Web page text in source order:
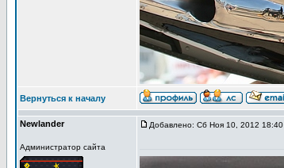
Вернуться к началу
Newlander
Администратор сайта
Добавлено: Сб Ноя 10, 2012 18:40